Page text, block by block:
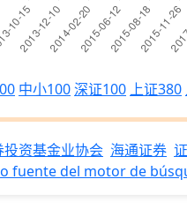
中小100深证100 上证380
投资基金业协会 海通证券
fuente del motor de